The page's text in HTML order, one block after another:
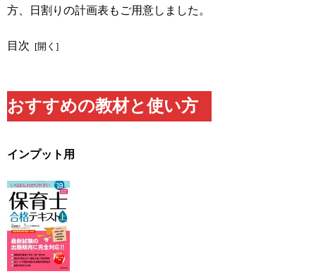
方、日割りの計画表もご用意しました。
目次
おすすめの教材と使い方
インプット用